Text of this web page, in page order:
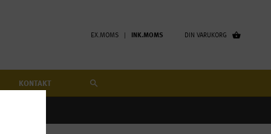
EX.MOMS | INK.MOMS DIN VARUKORG
KONTAKT